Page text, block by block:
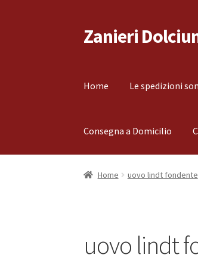
Vai
alla
Vai
al
Zanieri
Home Le spedizioni
Consegna a Domicilio
Home Cassa
Home uovo lindt fondente
uovo lindt